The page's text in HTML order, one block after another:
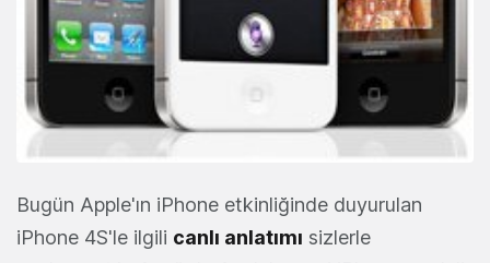
Bugün Apple'ın iPhone etkinliğinde duyurulan
iPhone 4S'le ilgili canlı anlatımı sizlerle